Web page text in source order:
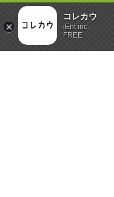
コレカウ
iEnt inc.
FREE